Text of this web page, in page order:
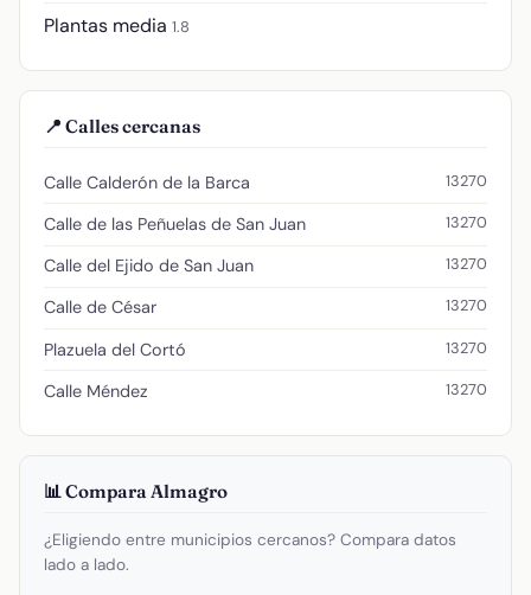
Plantas media 1.8
📍 Calles cercanas
Calle Calderón de la Barca 13270
Calle de las Peñuelas de San Juan 13270
Calle del Ejido de San Juan 13270
Calle de César 13270
Plazuela del Cortó 13270
Calle Méndez 13270
📊 Compara Almagro
¿Eligiendo entre municipios cercanos? Compara datos
lado a lado.